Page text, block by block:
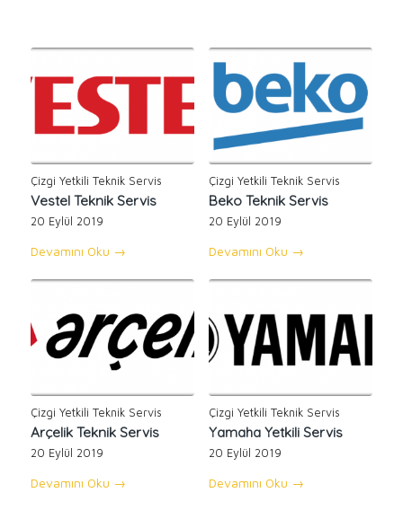
Çizgi Yetkili Teknik Servis
Vestel Teknik Servis
20 Eylül 2019
Devamını Oku →
Çizgi Yetkili Teknik Servis
Beko Teknik Servis
20 Eylül 2019
Devamını Oku →
Çizgi Yetkili Teknik Servis
Arçelik Teknik Servis
20 Eylül 2019
Devamını Oku →
Çizgi Yetkili Teknik Servis
Yamaha Yetkili Servis
20 Eylül 2019
Devamını Oku →